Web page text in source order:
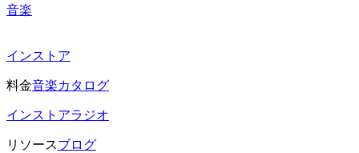
音楽
インストア
料金音楽カタログ
インストアラジオ
リソースブログ